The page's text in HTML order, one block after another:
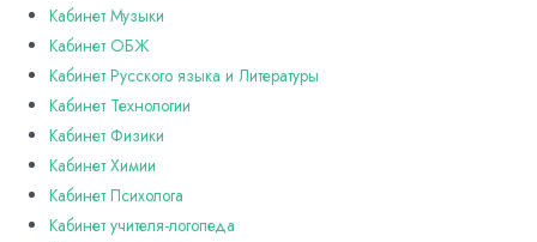
Кабинет Музыки
Кабинет ОБЖ
Кабинет Русского языка и Литературы
Кабинет Технологии
Кабинет Физики
Кабинет Химии
Кабинет Психолога
Кабинет учителя-логопеда